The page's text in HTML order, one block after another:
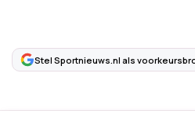
Stel Sportnieuws.nl als